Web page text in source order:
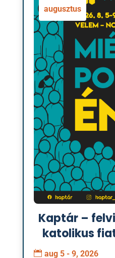
augusztus
Kaptár –
katolikus
aug 5 - 9, 2026